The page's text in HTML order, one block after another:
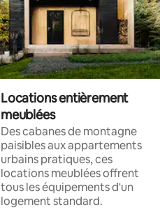
Locations entièrement
meublées
Des cabanes de montagne
paisibles aux appartements
urbains pratiques, ces
locations meublées offrent
tous les équipements d'un
logement standard.